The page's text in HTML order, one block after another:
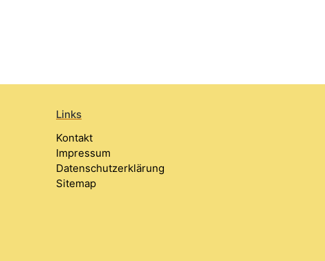
Links
Kontakt
Impressum
Datenschutzerklärung
Sitemap